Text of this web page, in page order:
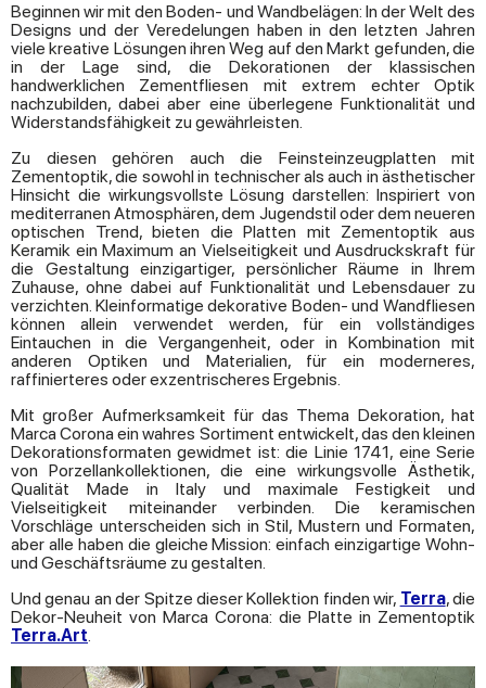
Beginnen wir mit den Boden- und Wandbelägen: In der Welt des
Designs und der Veredelungen haben in den letzten Jahren
viele kreative Lösungen ihren Weg auf den Markt gefunden, die
in der Lage sind, die Dekorationen der klassischen
handwerklichen Zementfliesen mit extrem echter Optik
nachzubilden, dabei aber eine überlegene Funktionalität und
Widerstandsfähigkeit zu gewährleisten.
Zu diesen gehören auch die Feinsteinzeugplatten mit
Zementoptik, die sowohl in technischer als auch in ästhetischer
Hinsicht die wirkungsvollste Lösung darstellen: Inspiriert von
mediterranen Atmosphären, dem Jugendstil oder dem neueren
optischen Trend, bieten die Platten mit Zementoptik aus
Keramik ein Maximum an Vielseitigkeit und Ausdruckskraft für
die Gestaltung einzigartiger, persönlicher Räume in Ihrem
Zuhause, ohne dabei auf Funktionalität und Lebensdauer zu
verzichten. Kleinformatige dekorative Boden- und Wandfliesen
können allein verwendet werden, für ein vollständiges
Eintauchen in die Vergangenheit, oder in Kombination mit
anderen Optiken und Materialien, für ein moderneres,
raffinierteres oder exzentrischeres Ergebnis.
Mit großer Aufmerksamkeit für das Thema Dekoration, hat
Marca Corona ein wahres Sortiment entwickelt, das den kleinen
Dekorationsformaten gewidmet ist: die Linie 1741, eine Serie
von Porzellankollektionen, die eine wirkungsvolle Ästhetik,
Qualität Made in Italy und maximale Festigkeit und
Vielseitigkeit miteinander verbinden. Die keramischen
Vorschläge unterscheiden sich in Stil, Mustern und Formaten,
aber alle haben die gleiche Mission: einfach einzigartige Wohn-
und Geschäftsräume zu gestalten.
Und genau an der Spitze dieser Kollektion finden wir, Terra, die
Dekor-Neuheit von Marca Corona: die Platte in Zementoptik
Terra.Art.